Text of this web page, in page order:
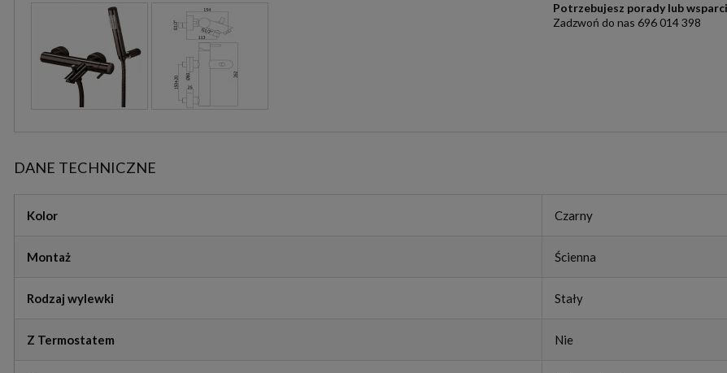
Potrzebujesz porady lub
Zadzwoń do nas 696 014 398
DANE TECHNICZNE
Kolor Czarny
Montaż Ścienna
Rodzaj wylewki Stały
Z Termostatem Nie